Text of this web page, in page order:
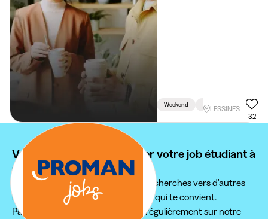
Weekend Vacances En
LESSINES
32
Vous ne pouvez pas trouver votre job étudiant à
Ostiches ?
Nous te conseillons d'étendre tes recherches vers d'autres
régions pour trouver le job étudiant qui te convient.
Par ailleurs, n'hésite pas à revenir régulièrement sur notre